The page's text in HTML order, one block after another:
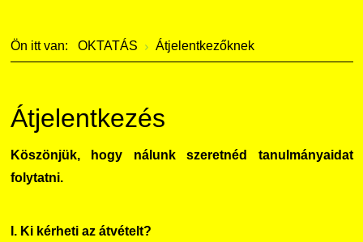
Érdekvédelmi testületek
Díjak, elismerések
Intézményi és Tanulmányi Tájékoztató
Ön itt van: OKTATÁS Átjelentkezőknek
Átjelentkezés
Köszönjük, hogy nálunk szeretnéd tanulmányaidat
folytatni.
I. Ki kérheti az átvételt?